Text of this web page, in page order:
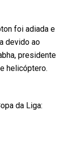
foi adiada e
devido ao
presidente
helicóptero.
da Liga: